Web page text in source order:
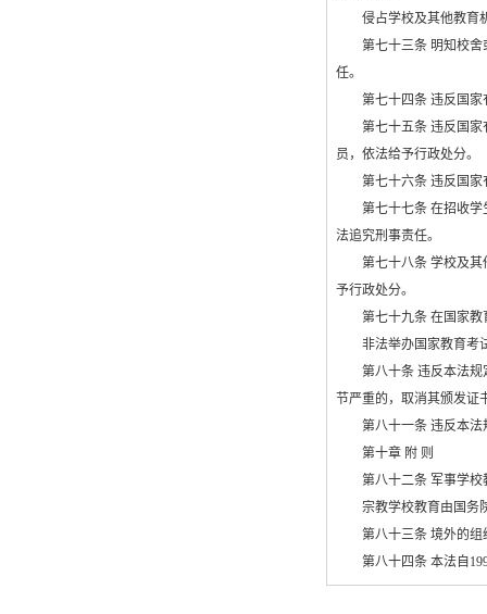
侵占学校及其他教育机
第七十三条 明知校舍或
任。
第七十四条 违反国家
第七十五条 违反国家
员，依法给予行政处分。
第七十六条 违反国家
第七十七条 在招收学
法追究刑事责任。
第七十八条 学校及其他
予行政处分。
第七十九条 在国家教育
非法举办国家教育考试
第八十条 违反本法规定
节严重的，取消其颁发证
第八十一条 违反本法规
第十章 附 则
第八十二条 军事学校
宗教学校教育由国务
第八十三条 境外的组
第八十四条 本法自